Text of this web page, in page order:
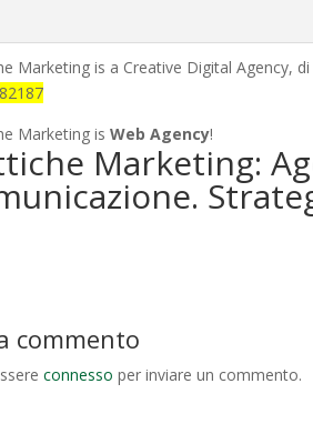
Marketing is a Creative Digital Agency,
Marketing isWeb Agency!
Marketing:
commento
connesso per inviare un commento.